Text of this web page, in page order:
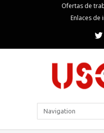
Ofertas de
Enlaces de